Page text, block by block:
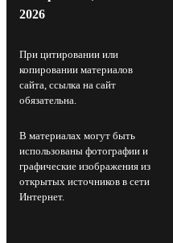
2026
При цитировании или
копировании материалов
сайта, ссылка на сайт
обязательна.
В материалах могут быть
использованы фотографии и
графические изображения из
открытых источников в сети
Интернет.